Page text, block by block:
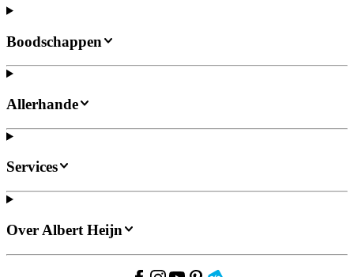
Boodschappen
Allerhande
Services
Over Albert Heijn